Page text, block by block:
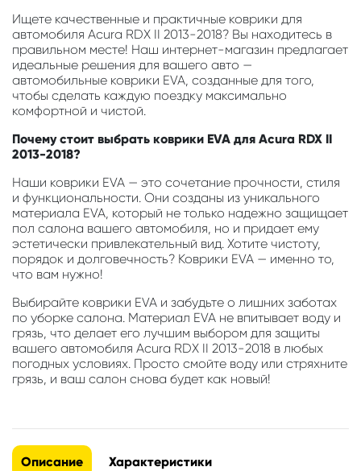
Ищете качественные и практичные коврики для
автомобиля Acura RDX II 2013-2018? Вы находитесь в
правильном месте! Наш интернет-магазин предлагает
идеальные решения для вашего авто —
автомобильные коврики EVA, созданные для того,
чтобы сделать каждую поездку максимально
комфортной и чистой.
Почему стоит выбрать коврики EVA для Acura RDX II
2013-2018?
Наши коврики EVA — это сочетание прочности, стиля
и функциональности. Они созданы из уникального
материала EVA, который не только надежно защищает
пол салона вашего автомобиля, но и придает ему
эстетически привлекательный вид. Хотите чистоту,
порядок и долговечность? Коврики EVA — именно то,
что вам нужно!
Выбирайте коврики EVA и забудьте о лишних заботах
по уборке салона. Материал EVA не впитывает воду и
грязь, что делает его лучшим выбором для защиты
вашего автомобиля Acura RDX II 2013-2018 в любых
погодных условиях. Просто смойте воду или стряхните
грязь, и ваш салон снова будет как новый!
Описание Характеристики